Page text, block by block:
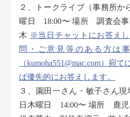
２、トークライブ（事務所
曜日 18:00〜 場所 調査会
木 ※当日チャットにお答え
問・ご意見等のある方は
（kumoha551@mac.com）宛
ば優先的にお答えします。
３、園田一さん・敏子さん
日木曜日 14:00〜 場所 鹿